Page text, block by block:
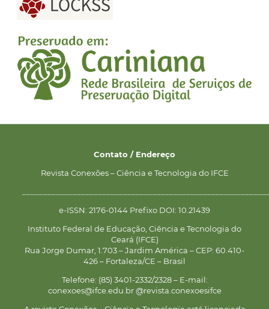
Contato / Endereço
Revista Conexões – Ciência e Tecnologia do IFCE
e-ISSN: 2176-0144 Prefixo DOI: 10.21439
Instituto Federal de Educação, Ciência e Tecnologia do
Ceará (IFCE)
Rua Jorge Dumar, 1.703 – Jardim América – CEP: 60.410-
426 – Fortaleza/CE – Brasil
Telefone: (85) 3401-2332/2328 – E-mail:
conexoes@ifce.edu.br @revista.conexoesifce